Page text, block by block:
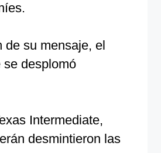
de su mensaje, el
se desplomó
Intermediate,
desmintieron las